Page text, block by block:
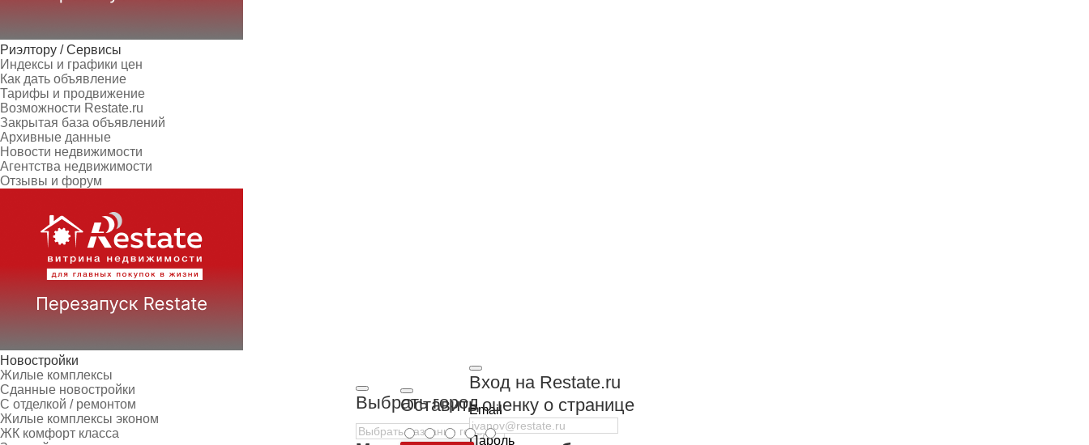
Риэлтору / Сервисы
Индексы и графики цен
Как дать объявление
Тарифы и продвижение
Возможности Restate.ru
Закрытая база объявлений
Архивные данные
Новости недвижимости
Агентства недвижимости
Отзывы и форум
Новостройки
Жилые комплексы
Сданные новостройки
С отделкой / ремонтом
Жилые комплексы эконом
ЖК комфорт класса
Выбрать город
Вход на Restate.ru
Email
Пароль
Оставить оценку о странице